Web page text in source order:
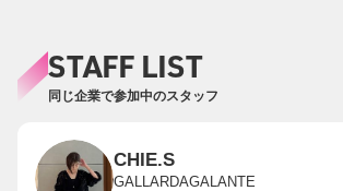
STAFF LIST
同じ企業で参加中のスタッフ
CHIE.S
GALLARDAGALANTE